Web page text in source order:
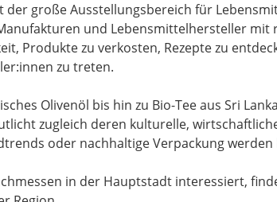
der große Ausstellungsbereich für
und Lebensmittelhersteller
Produkte zu verkosten, Rezepte zu
zu treten.
Olivenöl bis hin zu Bio-Tee aus Sri
zugleich deren kulturelle,
oder nachhaltige Verpackung
in der Hauptstadt interessiert,